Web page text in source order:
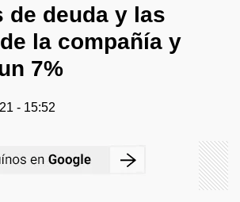
de deuda y las
la compañía y
7%
- 15:52